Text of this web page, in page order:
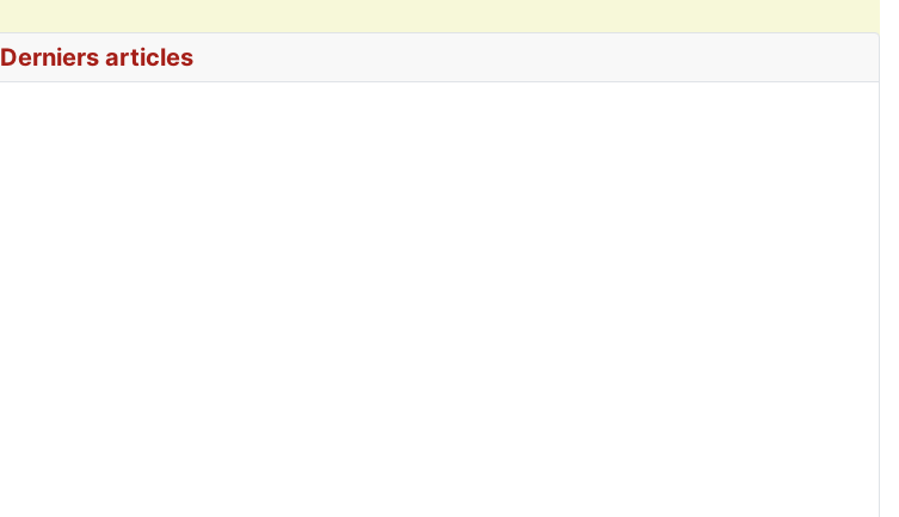
Derniers articles